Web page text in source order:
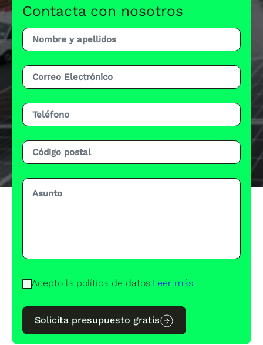
Contacta con nosotros
Acepto la política de datos.Leer más
Solicita presupuesto gratis